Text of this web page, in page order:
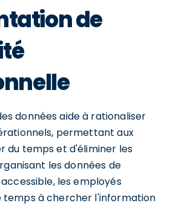
de
données aide à rationaliser
permettant aux
du temps et d'éliminer les
les données de
les employés
temps à chercher l'information